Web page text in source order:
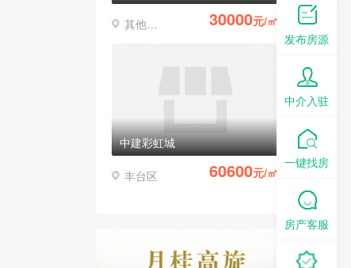
其他区县 30000元/㎡
中建彩虹城
丰台区 60600元/㎡
发布房源
中介入驻
一键找房
房产客服